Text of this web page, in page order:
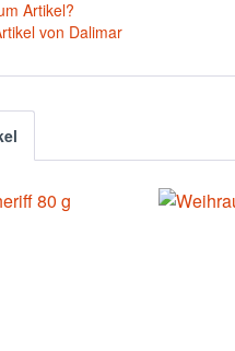
Artikel?
von Dalimar